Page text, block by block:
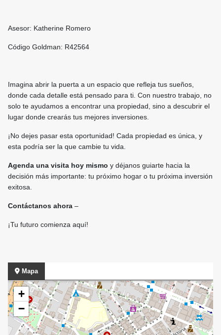
Asesor: Katherine Romero
Código Goldman: R42564
Imagina abrir la puerta a un espacio que refleja tus sueños,
donde cada detalle está pensado para ti. Con nuestro trabajo, no
solo te ayudamos a encontrar una propiedad, sino a descubrir el
lugar donde crearás tus mejores inversiones.
¡No dejes pasar esta oportunidad! Cada propiedad es única, y
esta podría ser la que cambie tu vida.
Agenda una visita hoy mismo y déjanos guiarte hacia la
decisión más importante: tu próximo hogar o tu próxima inversión
exitosa.
Contáctanos ahora –
¡Tu futuro comienza aquí!
Mapa
+
−